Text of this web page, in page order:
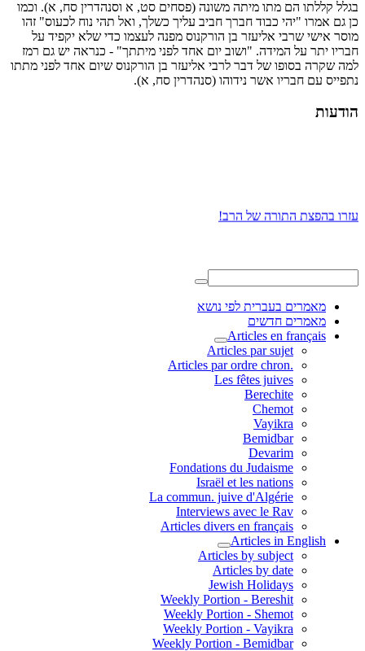
בגלל קללתו הם מתו מיתה משונה (פסחים סט, א וסנהדרין סח, א). וכמו
כן גם אמרו "יהי כבוד חברך חביב עליך כשלך, ואל תהי נוח לכעוס" זהו
מוסר אישי שרבי אליעזר בן הורקנוס מפנה לעצמו כדי שלא יקפיד על
חבריו יתר על המידה. "ושוב יום אחד לפני מיתתך" - כנראה יש גם רמז
למה שקרה בסופו של דבר לרבי אליעזר בן הורקנוס שיום אחד לפני מתתו
נתפייס עם חבריו אשר נידוהו (סנהדרין סח, א).
הודעות
עזרו בהפצת התורה של הרב!
מאמרים בעברית לפי נושא
מאמרים חדשים
Articles en français
Articles par sujet
.Articles par ordre chron
Les fêtes juives
Berechite
Chemot
Vayikra
Bemidbar
Devarim
Fondations du Judaisme
Israël et les nations
La commun. juive d'Algérie
Interviews avec le Rav
Articles divers en français
Articles in English
Articles by subject
Articles by date
Jewish Holidays
Weekly Portion - Bereshit
Weekly Portion - Shemot
Weekly Portion - Vayikra
Weekly Portion - Bemidbar